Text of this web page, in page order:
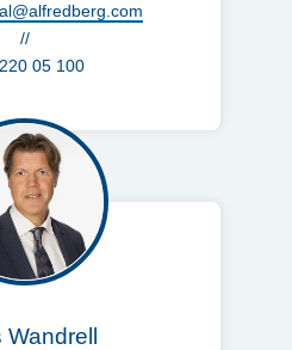
//
05 100